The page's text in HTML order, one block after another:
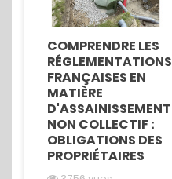
COMPRENDRE LES
RÉGLEMENTATIONS
FRANÇAISES EN
MATIÈRE
D'ASSAINISSEMENT
NON COLLECTIF :
OBLIGATIONS DES
PROPRIÉTAIRES